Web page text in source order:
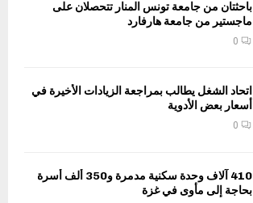
باحثتان من جامعة تونس المنار تتحصلان على
ماجستير من جامعة هارفارد
0
اتحاد الشغل يطالب بمراجعة الزيادات الأخيرة في
أسعار بعض الأدوية
0
410 آلاف وحدة سكنية مدمرة و350 ألف أسرة
بحاجة إلى مأوى في غزة